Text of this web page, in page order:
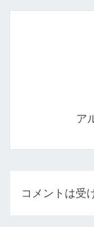
ア
コメントは受